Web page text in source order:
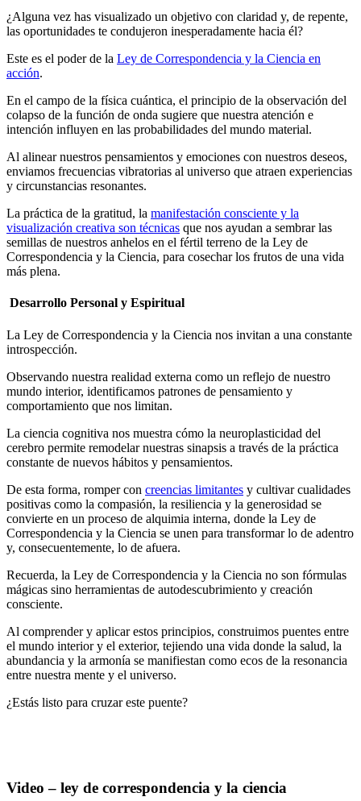
¿Alguna vez has visualizado un objetivo con claridad y, de repente,
las oportunidades te condujeron inesperadamente hacia él?
Este es el poder de la Ley de Correspondencia y la Ciencia en
acción.
En el campo de la física cuántica, el principio de la observación del
colapso de la función de onda sugiere que nuestra atención e
intención influyen en las probabilidades del mundo material.
Al alinear nuestros pensamientos y emociones con nuestros deseos,
enviamos frecuencias vibratorias al universo que atraen experiencias
y circunstancias resonantes.
La práctica de la gratitud, la manifestación consciente y la
visualización creativa son técnicas que nos ayudan a sembrar las
semillas de nuestros anhelos en el fértil terreno de la Ley de
Correspondencia y la Ciencia, para cosechar los frutos de una vida
más plena.
Desarrollo Personal y Espiritual
La Ley de Correspondencia y la Ciencia nos invitan a una constante
introspección.
Observando nuestra realidad externa como un reflejo de nuestro
mundo interior, identificamos patrones de pensamiento y
comportamiento que nos limitan.
La ciencia cognitiva nos muestra cómo la neuroplasticidad del
cerebro permite remodelar nuestras sinapsis a través de la práctica
constante de nuevos hábitos y pensamientos.
De esta forma, romper con creencias limitantes y cultivar cualidades
positivas como la compasión, la resiliencia y la generosidad se
convierte en un proceso de alquimia interna, donde la Ley de
Correspondencia y la Ciencia se unen para transformar lo de adentro
y, consecuentemente, lo de afuera.
Recuerda, la Ley de Correspondencia y la Ciencia no son fórmulas
mágicas sino herramientas de autodescubrimiento y creación
consciente.
Al comprender y aplicar estos principios, construimos puentes entre
el mundo interior y el exterior, tejiendo una vida donde la salud, la
abundancia y la armonía se manifiestan como ecos de la resonancia
entre nuestra mente y el universo.
¿Estás listo para cruzar este puente?
Video – ley de correspondencia y la ciencia